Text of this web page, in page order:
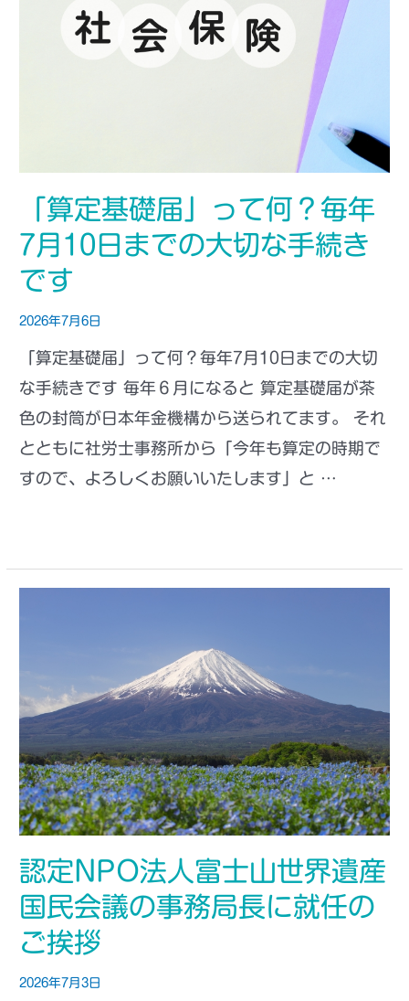
「算定基礎届」って何？毎年
7月10日までの大切な手続き
です
2026年7月6日
「算定基礎届」って何？毎年7月10日までの大切
な手続きです 毎年６月になると 算定基礎届が茶
色の封筒が日本年金機構から送られてます。 それ
とともに社労士事務所から「今年も算定の時期で
すので、よろしくお願いいたします」と …
認定NPO法人富士山世界遺産
国民会議の事務局長に就任の
ご挨拶
2026年7月3日